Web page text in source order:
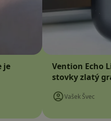
je
Vention Echo
stovky zlatý
Vašek Švec